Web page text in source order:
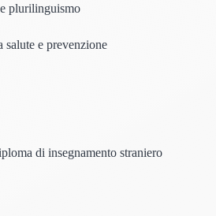
plurilinguismo
salute e prevenzione
di insegnamento straniero